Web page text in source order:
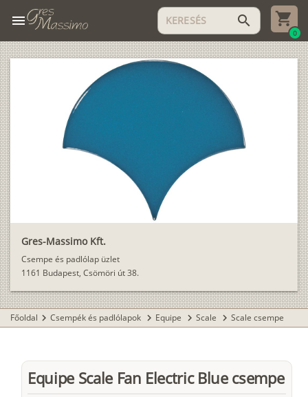
menu search
0
Gres-Massimo Kft.
Csempe és padlólap üzlet
1161 Budapest, Csömöri út 38.
Főoldal chevron_right Csempék és padlólapok chevron_right Equipe chevron_right Scale chevron_right Scale csempe
Equipe Scale Fan Electric Blue csempe